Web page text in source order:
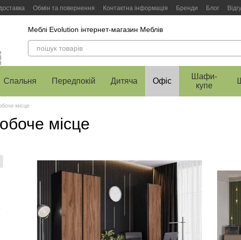
Обмін та повернення Контактна інформація Бренди Блог
Меблі Evolution інтернет-магазин Меблів
Спальня Передпокій Дитяча Офіс
Шафи-
купе
місце
місце